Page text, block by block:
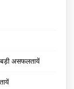
बड़ी असफलतायें